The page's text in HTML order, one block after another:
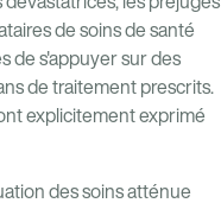
de soins de santé
de s'appuyer sur des
de traitement prescrits.
explicitement exprimé
des soins atténue